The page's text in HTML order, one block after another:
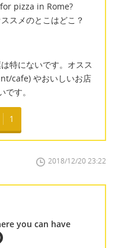
pizza in Rome?
スメのとこはどこ？
特にないです。オスス
cafe) やおいしいお店
す。
1
2018/12/20 23:22
you can have